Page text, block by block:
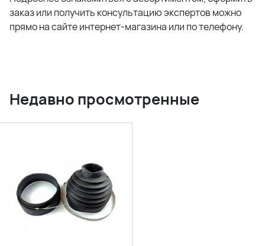
заказ или получить консультацию экспертов можно
прямо на сайте интернет-магазина или по телефону.
Недавно просмотренные